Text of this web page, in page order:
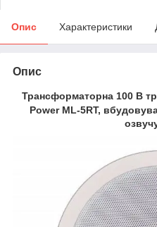
Опис Характеристики
Опис
Трансформаторна 100 В
Power ML-5RT,